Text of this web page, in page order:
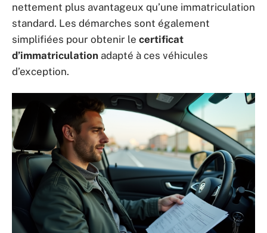
nettement plus avantageux qu’une immatriculation
standard. Les démarches sont également
simplifiées pour obtenir le certificat
d’immatriculation adapté à ces véhicules
d’exception.